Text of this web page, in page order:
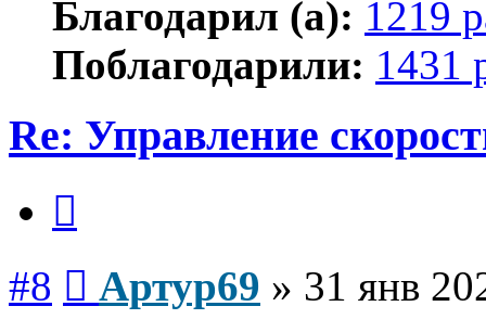
Благодарил (а): 1219
Поблагодарили: 1431
Re: Управление
#8 Артур69 » 31 янв